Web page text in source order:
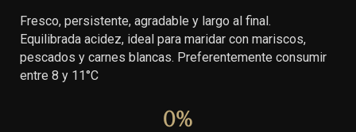
Fresco, persistente, agradable y largo al final.
Equilibrada acidez, ideal para maridar con mariscos,
pescados y carnes blancas. Preferentemente consumir
entre 8 y 11°C
0%